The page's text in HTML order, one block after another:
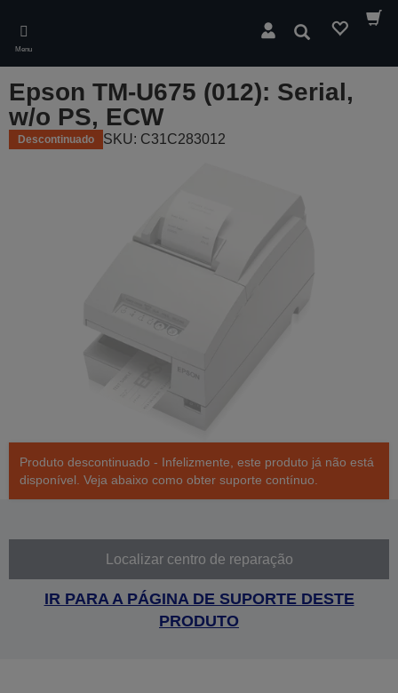
main
content
Menu
Pesquisar
Epson TM-U675 (012): Serial,
w/o PS, ECW
Descontinuado SKU: C31C283012
Produto descontinuado - Infelizmente, este produto já não está
disponível. Veja abaixo como obter suporte contínuo.
Localizar centro de reparação
IR PARA A PÁGINA DE SUPORTE DESTE
PRODUTO